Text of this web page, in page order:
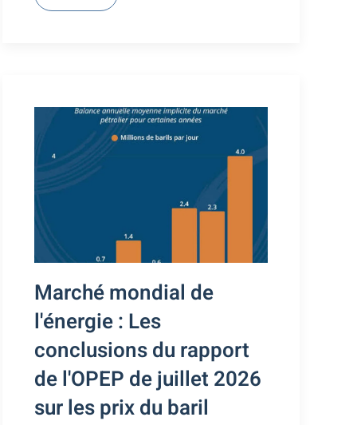
Marché mondial de
l'énergie : Les
conclusions du rapport
de l'OPEP de juillet 2026
sur les prix du baril